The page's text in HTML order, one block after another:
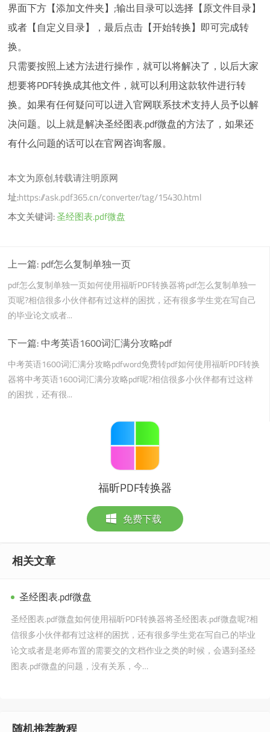
界面下方【添加文件夹】;输出目录可以选择【原文件目录】
或者【自定义目录】，最后点击【开始转换】即可完成转
换。
只需要按照上述方法进行操作，就可以将解决了，以后大家
想要将PDF转换成其他文件，就可以利用这款软件进行转
换。如果有任何疑问可以进入官网联系技术支持人员予以解
决问题。以上就是解决圣经图表.pdf微盘的方法了，如果还
有什么问题的话可以在官网咨询客服。
本文为原创,转载请注明原网
址:https://ask.pdf365.cn/converter/tag/15430.html
本文关键词:圣经图表.pdf微盘
上一篇: pdf怎么复制单独一页
pdf怎么复制单独一页如何使用福昕PDF转换器将pdf怎么复制单独一
页呢?相信很多小伙伴都有过这样的困扰，还有很多学生党在写自己
的毕业论文或者...
下一篇: 中考英语1600词汇满分攻略pdf
中考英语1600词汇满分攻略pdfword免费转pdf如何使用福昕PDF转换
器将中考英语1600词汇满分攻略pdf呢?相信很多小伙伴都有过这样
的困扰，还有很...
福昕PDF转换器
免费下载
相关文章
圣经图表.pdf微盘
圣经图表.pdf微盘如何使用福昕PDF转换器将圣经图表.pdf微盘呢?相
信很多小伙伴都有过这样的困扰，还有很多学生党在写自己的毕业
论文或者是老师布置的需要交的文档作业之类的时候，会遇到圣经
图表.pdf微盘的问题，没有关系，今…